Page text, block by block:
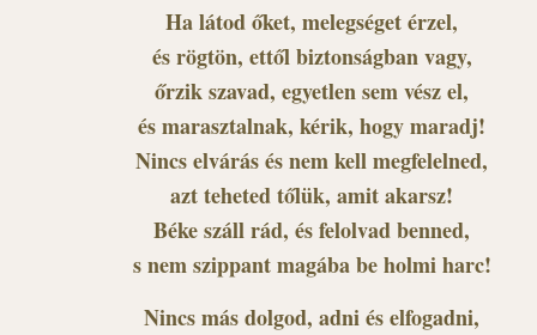
Ha látod őket, melegséget érzel,
és rögtön, ettől biztonságban vagy,
őrzik szavad, egyetlen sem vész el,
és marasztalnak, kérik, hogy maradj!
Nincs elvárás és nem kell megfelelned,
azt teheted tőlük, amit akarsz!
Béke száll rád, és felolvad benned,
s nem szippant magába be holmi harc!
Nincs más dolgod, adni és elfogadni,